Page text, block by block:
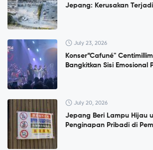
Jepang: Kerusakan
July 23, 2026
Konser”Cafuné"
Bangkitkan Sisi Emosional
July 20, 2026
Jepang Beri Lampu Hijau
Penginapan Pribadi di